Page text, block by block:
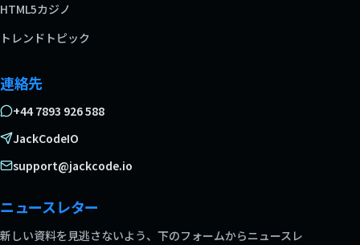
HTML5カジノ
トレンドトピック
連絡先
+44 7893 926 588
JackCodeIO
support@jackcode.io
ニュースレター
新しい資料を見逃さないよう、下のフォームからニュースレ